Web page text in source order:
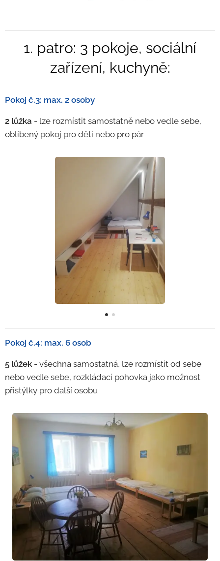
1. patro: 3 pokoje, sociální
zařízení, kuchyně:
Pokoj č.3: max. 2 osoby
2 lůžka - lze rozmístit samostatně nebo vedle sebe,
oblíbený pokoj pro děti nebo pro pár
Pokoj č.4: max. 6 osob
5 lůžek - všechna samostatná, lze rozmístit od sebe
nebo vedle sebe, rozkládací pohovka jako možnost
přistýlky pro další osobu